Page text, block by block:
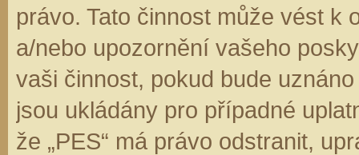
právo. Tato činnost může vést k
a/nebo upozornění vašeho
vaši činnost, pokud bude
jsou ukládány pro případné
že „PES“ má právo odstranit,